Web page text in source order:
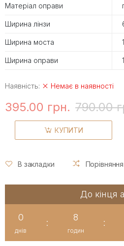
Матеріал оправи
Ширина лінзи
Ширина моста
Ширина оправи
Наявність: Немає в наявності
395.00 грн. 790.00
КУПИТИ
В закладки Порівняння
До кінця
0
днів
:
8
годин
: